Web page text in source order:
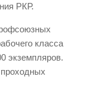
РКР.
класса
экземпляров.